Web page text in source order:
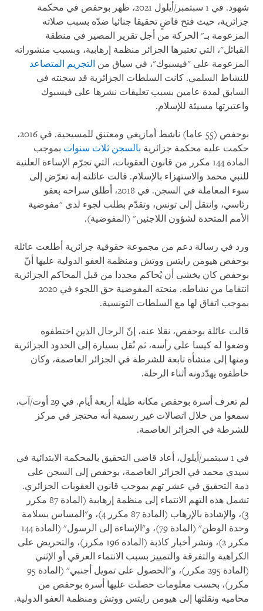
شهود. في 1 سبتمبر/أيلول 2021، ظهر بوحفص في محكمة
جزائرية، حيث فتح قاضٍ تحقيقا جنائيا ضدّه بسبب صلاته
المزعومة بـ" الحركة من أجل تقرير المصير في منطقة
القبائل"، التي تعتبرها الجزائر منظمة إرهابية، وبسبب منشوراته
المزعومة على "فيسبوك"، في سياق من التجريم المتصاعد
للنشاط السلمي. كانت السلطات الجزائرية قد سجنته في
السابق لمدة عامين بسبب تعليقات نشرها على فيسبوك
واعتبرتها مسيئة للإسلام.
بوحفص (55 عاما) ناشط أمازيغي ومعتنق للمسيحية. في 2016،
حكمت عليه محكمة جزائرية بالسجن ثلاث سنوات بموجب
المادة 144 مكرر من قانون العقوبات، التي تجرّم الإساءة العلنية
للنبي محمد والاستهزاء بالإسلام. قالت عائلته إنه تعرّض إلى
سوء المعاملة في السجن. في 2018، أطلق سراحه بعفو
رئاسي، وانتقل إلى تونس، وتقدّم بطلب لجوء لدى "مفوضية
الأمم المتحدة لشؤون اللاجئين" (المفوضية).
ورد في رسالة دعم من مجموعة حقوقية جزائرية أطلعت عائلة
بوحفص هيومن رايتس ووتش ومنظمة العفو الدولية عليها أنّ
بوحفص كان يخشى أن يُحاكم مجددا من قبل المحاكم الجزائرية
انتقاما من نشاطه. منحته المفوضية حق اللجوء في 2020
بموجب اتفاق لها مع السلطات التونسية.
قالت عائلة بوحفص، نقلا عنه، إنّ الرجال الذين اختطفوه
وضعوا له كيسا على رأسه، ثم نُقل بسيارة إلى الحدود الجزائرية
ومنها إلى منشأة تابعة للشرطة في الجزائر العاصمة، وكان
خاطفوه يهدّدونه أثناء الرحلة.
لم تعرف أسرة بوحفص مكانه طيلة أربعة أيام. في 29 أوت/آب،
سمعوا من خلال اتصالات غير رسمية أنه محتجز في مركز
للشرطة في الجزائر العاصمة.
في 1 سبتمبر/أيلول، أعاد قاضي التحقيق بالمحكمة الابتدائية في
سيدي محمد في الجزائر العاصمة، بوحفص إلى السجن على
ذمة التحقيق في عشر تهم بموجب قانون العقوبات الجزائري.
تشمل هذه التهم الانتماء إلى منظمة إرهابية (المادة 87 مكرر
3)، والإشادة بالإرهاب (المادة 87 مكرر 4)، و"المساس بسلامة
وحدة الوطن" (المادة 79)، و"الإساءة إلى الرسول" (المادة 144
مكرر 2)، ونشر أخبار كاذبة (المادة 196 مكرر)، والتحريض على
الكراهية والتفرقة والتمييز بسبب الانتماء العرقي أو الإثني
(المادة 295 مكرر)، و"الحصول على تمويل أجنبي" (المادة 95
مكرر)، بحسب معلومات حصلت عليها أسرة بوحفص من
محاميه ونقلتها إلى هيومن رايتس ووتش ومنظمة العفو الدولية.